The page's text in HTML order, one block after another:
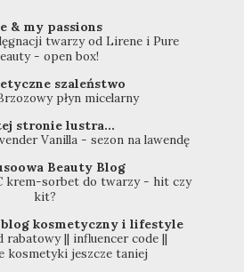
& my passions
twarzy od Lirene i Pure
- open box!
szaleństwo
płyn micelarny
stronie lustra...
Vanilla - sezon na lawendę
Beauty Blog
krem-sorbet do twarzy - hit czy
kit?
blog kosmetyczny i lifestyle
rabatowy || influencer code ||
kosmetyki jeszcze taniej